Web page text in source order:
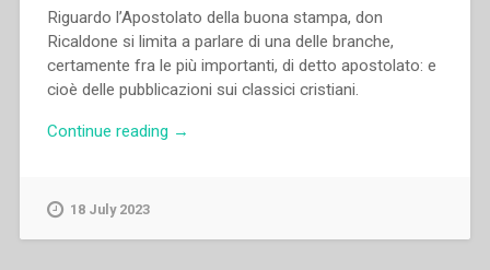
Riguardo l’Apostolato della buona stampa, don
Ricaldone si limita a parlare di una delle branche,
certamente fra le più importanti, di detto apostolato: e
cioè delle pubblicazioni sui classici cristiani.
Continue reading “Pietro
→
18 July 2023